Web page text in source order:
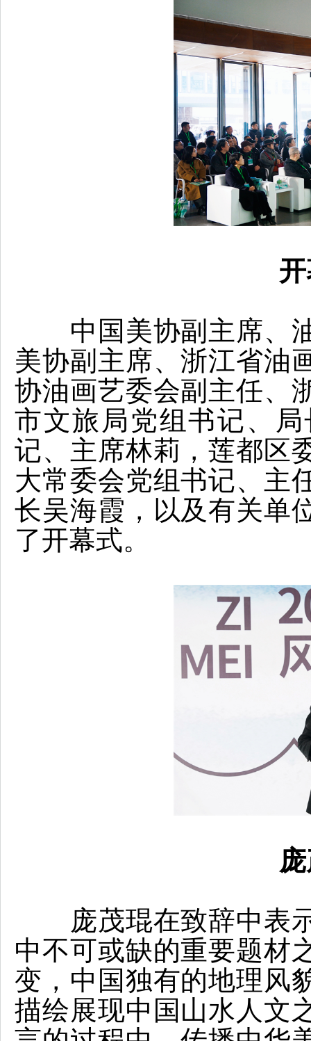
中国美协副主席、
美协副主席、浙江省油
协油画艺委会副主任、
市文旅局党组书记、
记、主席林莉，莲都区
大常委会党组书记、主
长吴海霞，以及有关单
了开幕式。
庞茂琨在致辞中表
中不可或缺的重要题材
变，中国独有的地理风
描绘展现中国山水人文